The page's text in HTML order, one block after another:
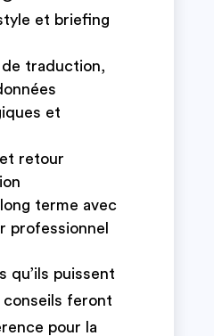
et briefing
traduction,
et
retour
terme avec
professionnel
qu’ils puissent
conseils feront
pour la